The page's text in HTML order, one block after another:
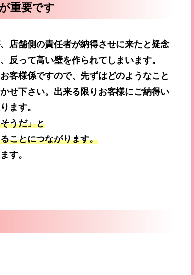
重要です
店舗側の責任者が納得させに来たと疑念
反って高い壁を作られてしまいます。
客様係ですので、先ずはどのようなこと
せ下さい。出来る限りお客様にご納得い
ます。
うだ」と
ことにつながります。
す。